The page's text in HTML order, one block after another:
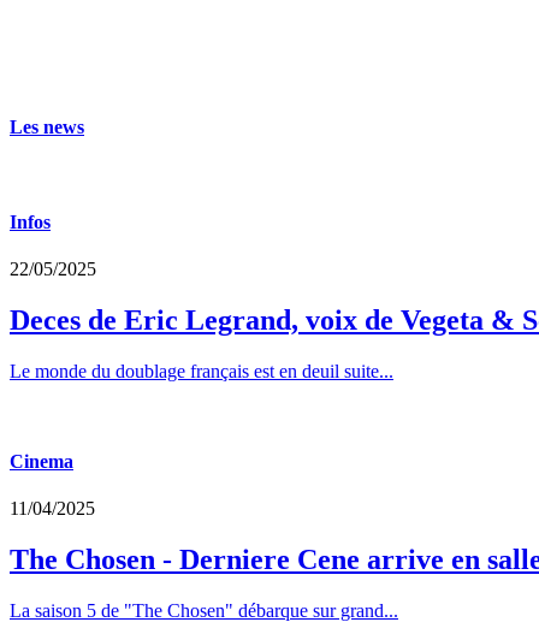
Les news
Infos
22/05/2025
Deces de Eric Legrand, voix de Vegeta &
Le monde du doublage français est en deuil suite...
Cinema
11/04/2025
The Chosen - Derniere Cene arrive en
La saison 5 de "The Chosen" débarque sur grand...